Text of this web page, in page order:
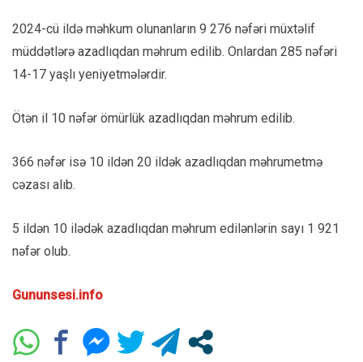
2024-cü ildə məhkum olunanların 9 276 nəfəri müxtəlif
müddətlərə azadlıqdan məhrum edilib. Onlardan 285 nəfəri
14-17 yaşlı yeniyetmələrdir.
Ötən il 10 nəfər ömürlük azadlıqdan məhrum edilib.
366 nəfər isə 10 ildən 20 ildək azadlıqdan məhrumetmə
cəzası alıb.
5 ildən 10 ilədək azadlıqdan məhrum edilənlərin sayı 1 921
nəfər olub.
Gununsesi.info